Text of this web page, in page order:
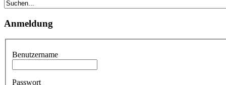
Anmeldung
Benutzername
Passwort